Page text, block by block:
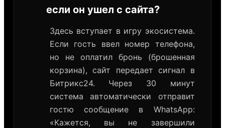
если он ушел с сайта?
Здесь вступает в игру экосистема.
Если гость ввел номер телефона,
но не оплатил бронь (брошенная
корзина), сайт передает сигнал в
Битрикс24. Через 30 минут
система автоматически отправит
гостю сообщение в WhatsApp:
«Кажется, вы не завершили